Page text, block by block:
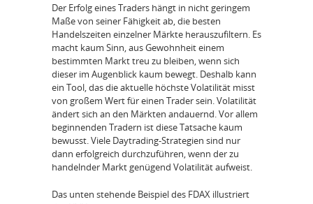
Der Erfolg eines Traders hängt in nicht geringem
Maße von seiner Fähigkeit ab, die besten
Handelszeiten einzelner Märkte herauszufiltern. Es
macht kaum Sinn, aus Gewohnheit einem
bestimmten Markt treu zu bleiben, wenn sich
dieser im Augenblick kaum bewegt. Deshalb kann
ein Tool, das die aktuelle höchste Volatilität misst
von großem Wert für einen Trader sein. Volatilität
ändert sich an den Märkten andauernd. Vor allem
beginnenden Tradern ist diese Tatsache kaum
bewusst. Viele Daytrading-Strategien sind nur
dann erfolgreich durchzuführen, wenn der zu
handelnder Markt genügend Volatilität aufweist.
Das unten stehende Beispiel des FDAX illustriert